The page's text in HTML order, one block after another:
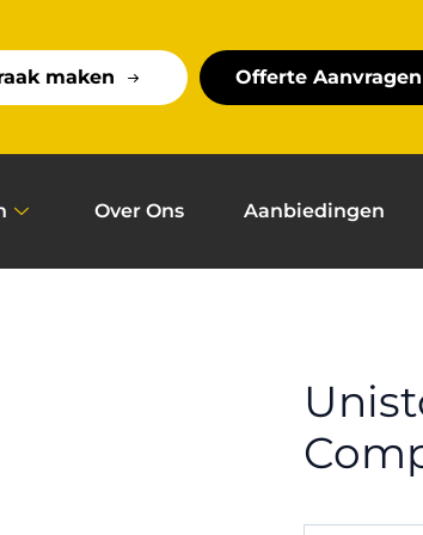
maken Offerte Aanvragen
Over Ons Aanbiedingen